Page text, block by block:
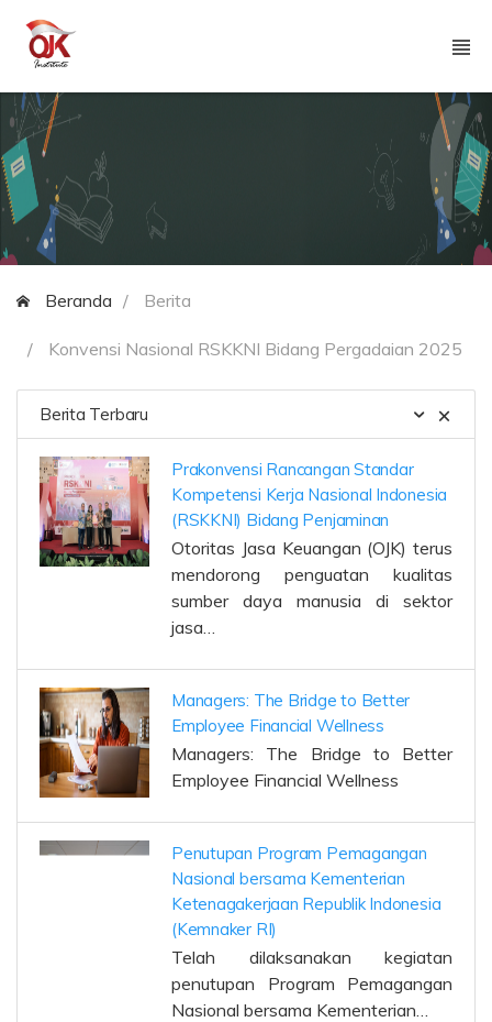
Beranda Berita
Konvensi Nasional RSKKNI Bidang Pergadaian 2025
Berita Terbaru
Prakonvensi Rancangan Standar
Kompetensi Kerja Nasional Indonesia
(RSKKNI) Bidang Penjaminan
Otoritas Jasa Keuangan (OJK) terus
mendorong penguatan kualitas
sumber daya manusia di sektor
jasa…
Managers: The Bridge to Better
Employee Financial Wellness
Managers: The Bridge to Better
Employee Financial Wellness
Penutupan Program Pemagangan
Nasional bersama Kementerian
Ketenagakerjaan Republik Indonesia
(Kemnaker RI)
Telah dilaksanakan kegiatan
penutupan Program Pemagangan
Nasional bersama Kementerian…